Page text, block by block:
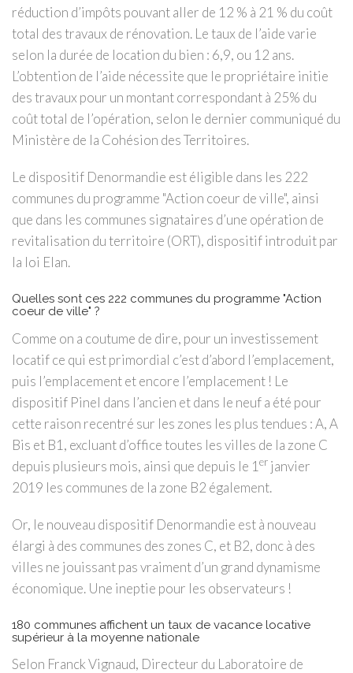
réduction d’impôts pouvant aller de 12 % à 21 % du coût
total des travaux de rénovation. Le taux de l’aide varie
selon la durée de location du bien : 6,9, ou 12 ans.
L’obtention de l’aide nécessite que le propriétaire initie
des travaux pour un montant correspondant à 25% du
coût total de l’opération, selon le dernier communiqué du
Ministère de la Cohésion des Territoires.
Le dispositif Denormandie est éligible dans les 222
communes du programme "Action coeur de ville", ainsi
que dans les communes signataires d’une opération de
revitalisation du territoire (ORT), dispositif introduit par
la loi Elan.
Quelles sont ces 222 communes du programme "Action
coeur de ville" ?
Comme on a coutume de dire, pour un investissement
locatif ce qui est primordial c’est d’abord l’emplacement,
puis l’emplacement et encore l’emplacement ! Le
dispositif Pinel dans l’ancien et dans le neuf a été pour
cette raison recentré sur les zones les plus tendues : A, A
Bis et B1, excluant d’office toutes les villes de la zone C
depuis plusieurs mois, ainsi que depuis le 1 er janvier
2019 les communes de la zone B2 également.
Or, le nouveau dispositif Denormandie est à nouveau
élargi à des communes des zones C, et B2, donc à des
villes ne jouissant pas vraiment d’un grand dynamisme
économique. Une ineptie pour les observateurs !
180 communes affichent un taux de vacance locative
supérieur à la moyenne nationale
Selon Franck Vignaud, Directeur du Laboratoire de